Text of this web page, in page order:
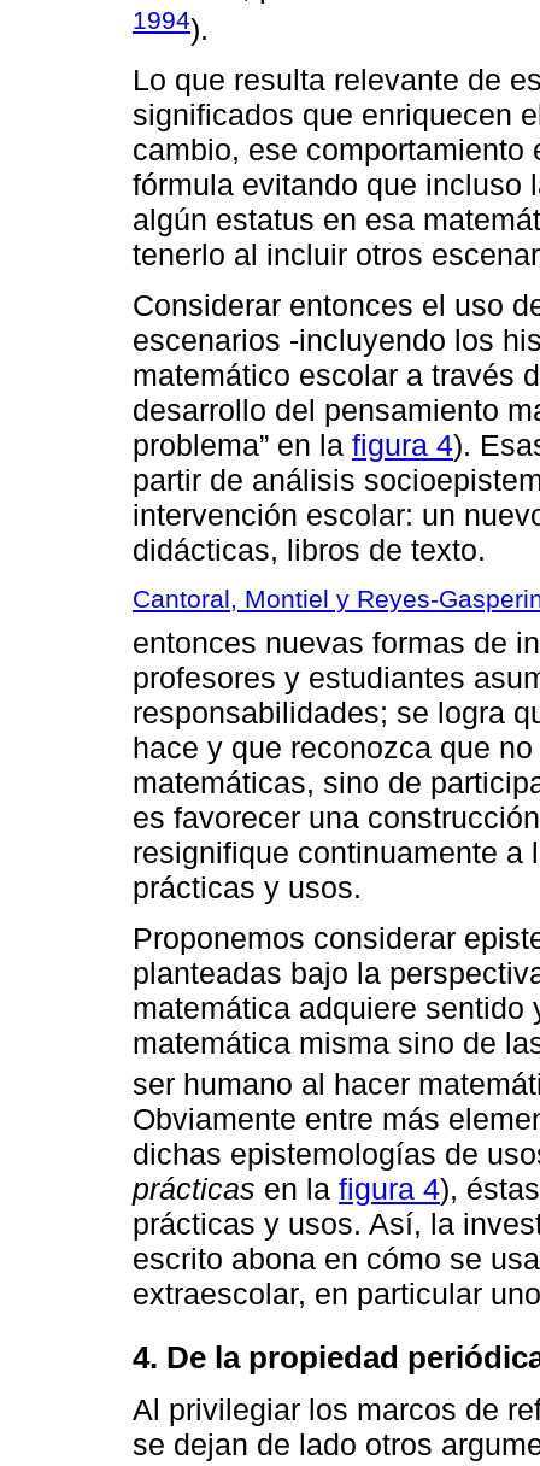
1994).
Lo que resulta relevante de
significados que enriquecen
cambio, ese
fórmula evitando que incluso
algún estatus en esa
tenerlo al incluir otros
Considerar entonces el uso
escenarios -incluyendo los
matemático escolar a través
desarrollo del pensamiento
problema” en la figura 4).
partir de análisis
intervención escolar: un
didácticas, libros de texto.
Cantoral, Montiel y Reyes-
entonces nuevas formas de
profesores y estudiantes
responsabilidades; se logra
hace y que reconozca que
matemáticas, sino de
es favorecer una
resignifique continuamente
prácticas y usos.
Proponemos considerar
planteadas bajo la
matemática adquiere
matemática misma sino de
ser humano al hacer
Obviamente entre más
dichas epistemologías de
prácticas en la figura 4),
prácticas y usos. Así, la
escrito abona en cómo se
extraescolar, en particular
4. De la propiedad
Al privilegiar los marcos de
se dejan de lado otros